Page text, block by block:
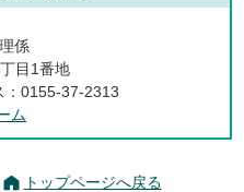
係
目1番地
0155-37-2313
ム
トップページへ戻る